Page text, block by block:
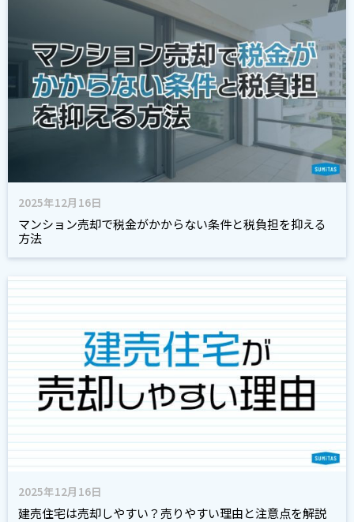
2025年12月16日
マンション売却で税金がかからない条件と税負担を抑える
方法
2025年12月16日
建売住宅は売却しやすい？売りやすい理由と注意点を解説